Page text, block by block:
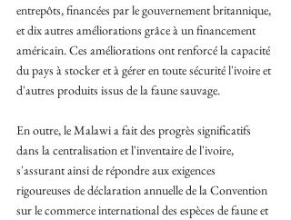
entrepôts, financées par le gouvernement britannique,
et dix autres améliorations grâce à un financement
américain. Ces améliorations ont renforcé la capacité
du pays à stocker et à gérer en toute sécurité l'ivoire et
d'autres produits issus de la faune sauvage.
En outre, le Malawi a fait des progrès significatifs
dans la centralisation et l'inventaire de l'ivoire,
s'assurant ainsi de répondre aux exigences
rigoureuses de déclaration annuelle de la Convention
sur le commerce international des espèces de faune et